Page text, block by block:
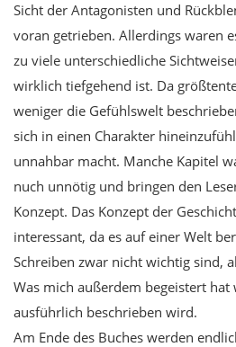
Sicht der Antagonisten und
voran getrieben. Allerdings waren
zu viele unterschiedliche
wirklich tiefgehend ist. Da
weniger die Gefühlswelt
sich in einen Charakter
unnahbar macht. Manche Kapitel
nuch unnötig und bringen den
Konzept. Das Konzept der
interessant, da es auf einer Welt
Schreiben zwar nicht wichtig sind,
Was mich außerdem begeistert hat
ausführlich beschrieben wird.
Am Ende des Buches werden